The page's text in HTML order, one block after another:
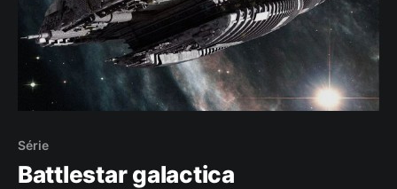
Série
Battlestar galactica